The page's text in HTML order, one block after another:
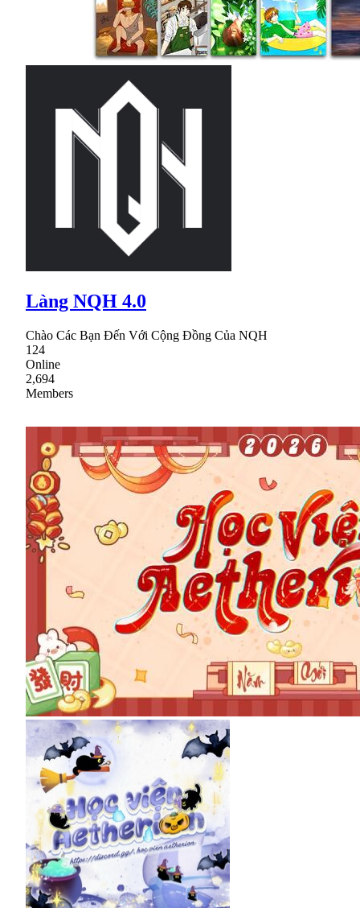
Làng NQH 4.0
Chào Các Bạn Đến Với Cộng Đồng Của NQH
124
Online
2,694
Members